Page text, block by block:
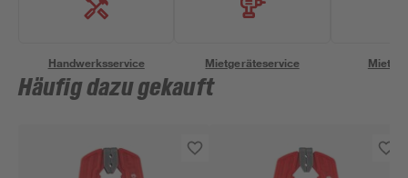
Handwerksservice Mietgeräteservice
Häufig dazu gekauft